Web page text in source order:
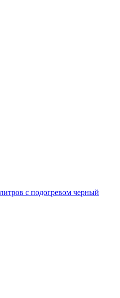
с подогревом черный